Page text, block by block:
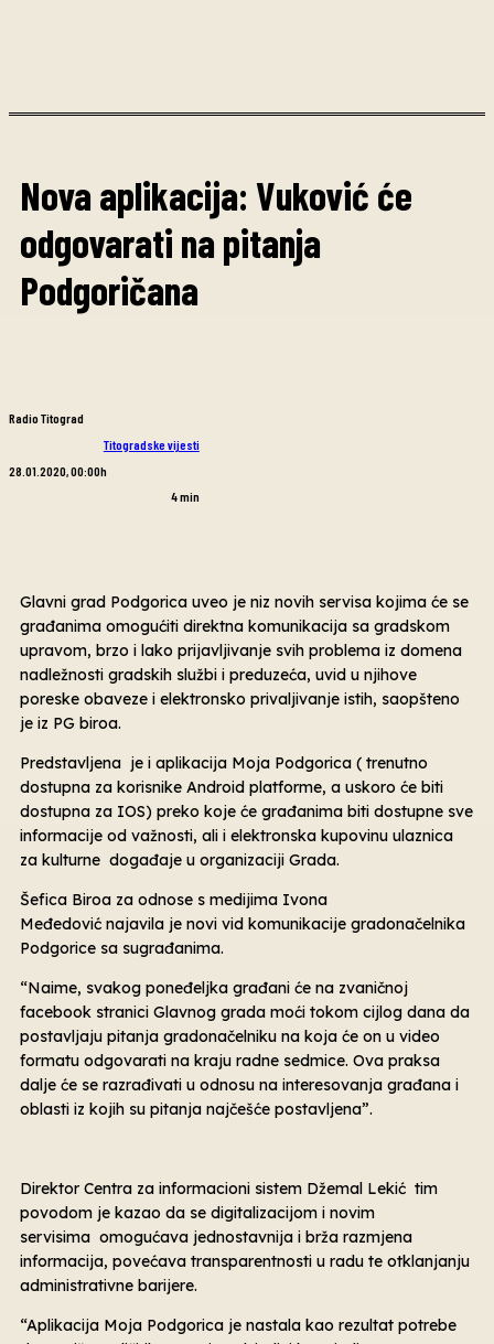
Nova aplikacija: Vuković će
odgovarati na pitanja
Podgoričana
Radio Titograd
Titogradske vijesti
28.01.2020, 00:00h
4min
Glavni grad Podgorica uveo je niz novih servisa kojima će se
građanima omogućiti direktna komunikacija sa gradskom
upravom, brzo i lako prijavljivanje svih problema iz domena
nadležnosti gradskih službi i preduzeća, uvid u njihove
poreske obaveze i elektronsko privaljivanje istih, saopšteno
je iz PG biroa.
Predstavljena je i aplikacija Moja Podgorica ( trenutno
dostupna za korisnike Android platforme, a uskoro će biti
dostupna za IOS) preko koje će građanima biti dostupne sve
informacije od važnosti, ali i elektronska kupovinu ulaznica
za kulturne događaje u organizaciji Grada.
Šefica Biroa za odnose s medijima Ivona
Međedović najavila je novi vid komunikacije gradonačelnika
Podgorice sa sugrađanima.
“Naime, svakog poneđeljka građani će na zvaničnoj
facebook stranici Glavnog grada moći tokom cijlog dana da
postavljaju pitanja gradonačelniku na koja će on u video
formatu odgovarati na kraju radne sedmice. Ova praksa
dalje će se razrađivati u odnosu na interesovanja građana i
oblasti iz kojih su pitanja najčešće postavljena”.
Direktor Centra za informacioni sistem Džemal Lekić tim
povodom je kazao da se digitalizacijom i novim
servisima omogućava jednostavnija i brža razmjena
informacija, povećava transparentnosti u radu te otklanjanju
administrativne barijere.
“Aplikacija Moja Podgorica je nastala kao rezultat potrebe